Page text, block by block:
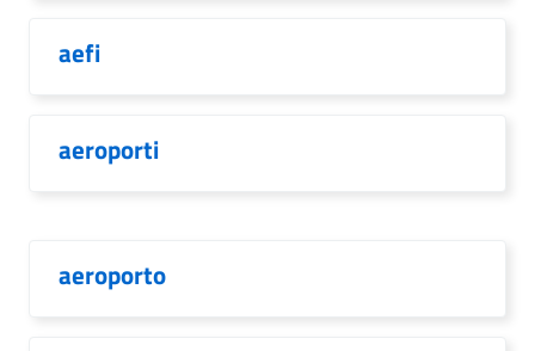
aefi
aeroporti
aeroporto